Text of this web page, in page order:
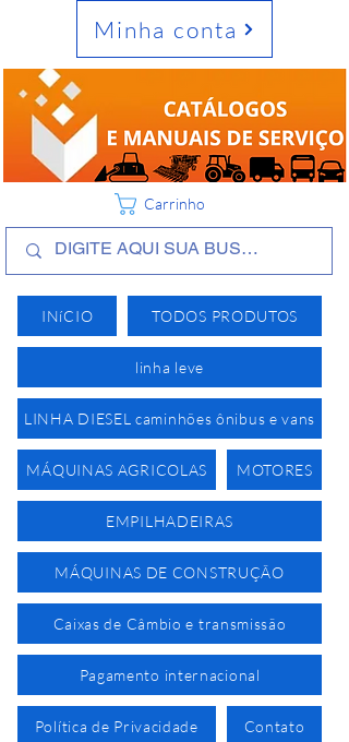
INíCIO TODOS PRODUTOS
linha leve
LINHA DIESEL caminhões ônibus e vans
MÁQUINAS AGRICOLAS MOTORES
EMPILHADEIRAS
MÁQUINAS DE CONSTRUÇÃO
Caixas de Câmbio e transmissão
Pagamento internacional
Política de Privacidade Contato
Minha conta
Carrinho